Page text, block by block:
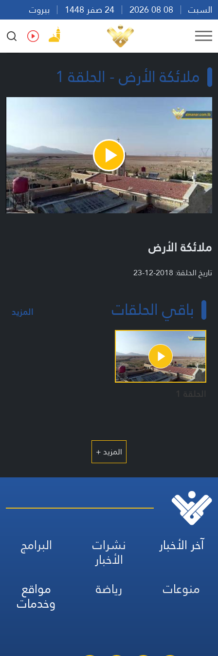
السبت
بيروت
22:10
Ar En Fr Es
ملائكة الأرض - الحلقة 1
Play
Video
ملائكة الأرض
تاريخ الحلقة: 2018-12-23
باقي الحلقات المزيد
الحلقة 1
المزيد +
آخر الأخبار نشرات
الأخبار
البرامج
منوعات
رياضة مواقع
وخدمات